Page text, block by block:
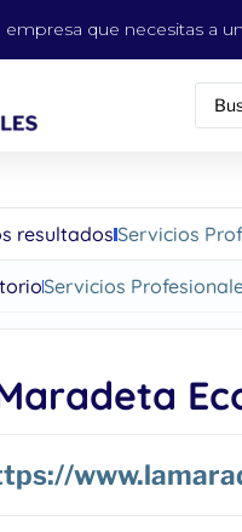
empresa que necesitas a
resultadosServicios
Servicios